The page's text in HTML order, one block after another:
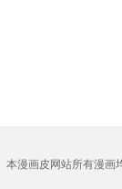
本漫画皮网站所有漫画